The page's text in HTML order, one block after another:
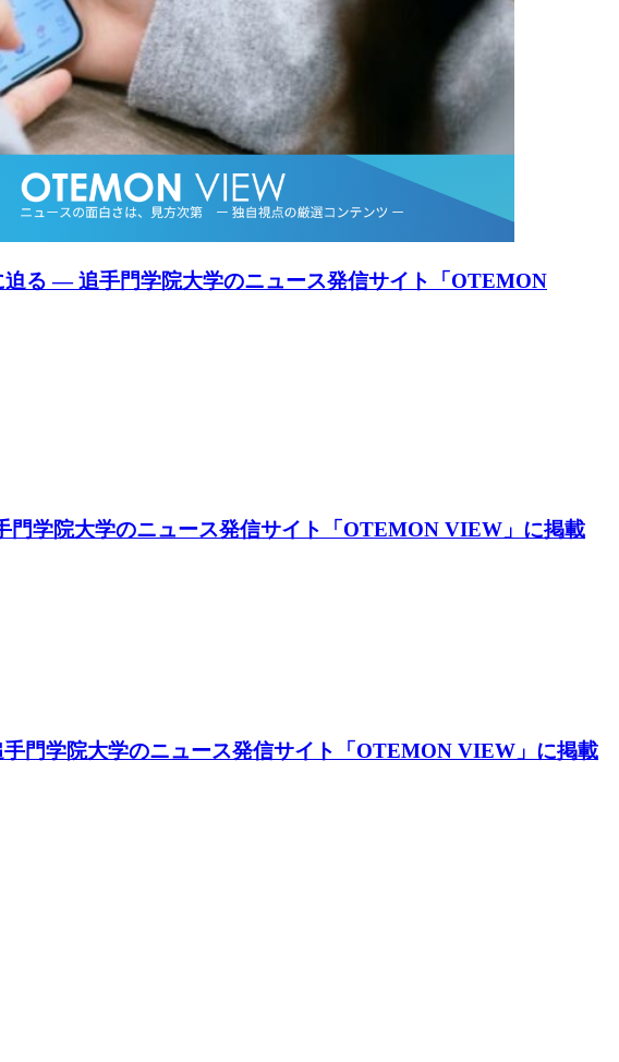
る ― 追手門学院大学のニュース発信サイト「OTEMON
学院大学のニュース発信サイト「OTEMON VIEW」に掲載
門学院大学のニュース発信サイト「OTEMON VIEW」に掲載